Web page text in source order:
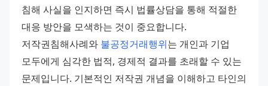
침해 사실을 인지하면 즉시 법률상담을 통해 적절한
대응 방안을 모색하는 것이 중요합니다.
저작권침해사례와 불공정거래행위는 개인과 기업
모두에게 심각한 법적, 경제적 결과를 초래할 수 있는
문제입니다. 기본적인 저작권 개념을 이해하고 타인의